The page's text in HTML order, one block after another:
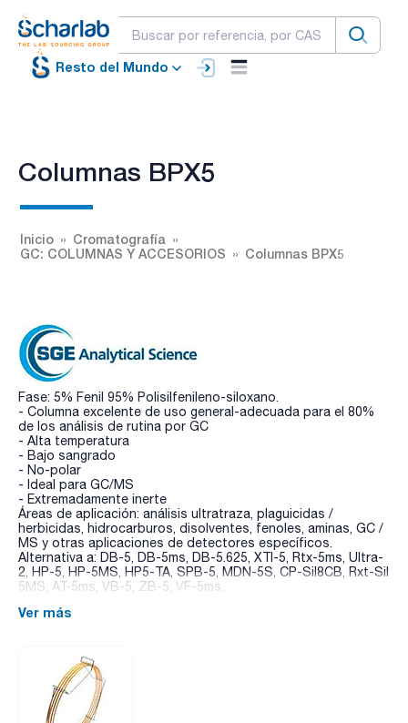
Resto del Mundo
Columnas BPX5
Inicio
Cromatografía
GC: COLUMNAS Y ACCESORIOS
Columnas BPX5
Fase: 5% Fenil 95% Polisilfenileno-siloxano.
- Columna excelente de uso general-adecuada para el 80%
de los análisis de rutina por GC
- Alta temperatura
- Bajo sangrado
- No-polar
- Ideal para GC/MS
- Extremadamente inerte
Áreas de aplicación: análisis ultratraza, plaguicidas /
herbicidas, hidrocarburos, disolventes, fenoles, aminas, GC /
MS y otras aplicaciones de detectores específicos.
Alternativa a: DB-5, DB-5ms, DB-5.625, XTI-5, Rtx-5ms, Ultra-
2, HP-5, HP-5MS, HP5-TA, SPB-5, MDN-5S, CP-Sil8CB, Rxt-Sil
5MS, AT-5ms, VB-5, ZB-5, VF-5ms.
Ver más